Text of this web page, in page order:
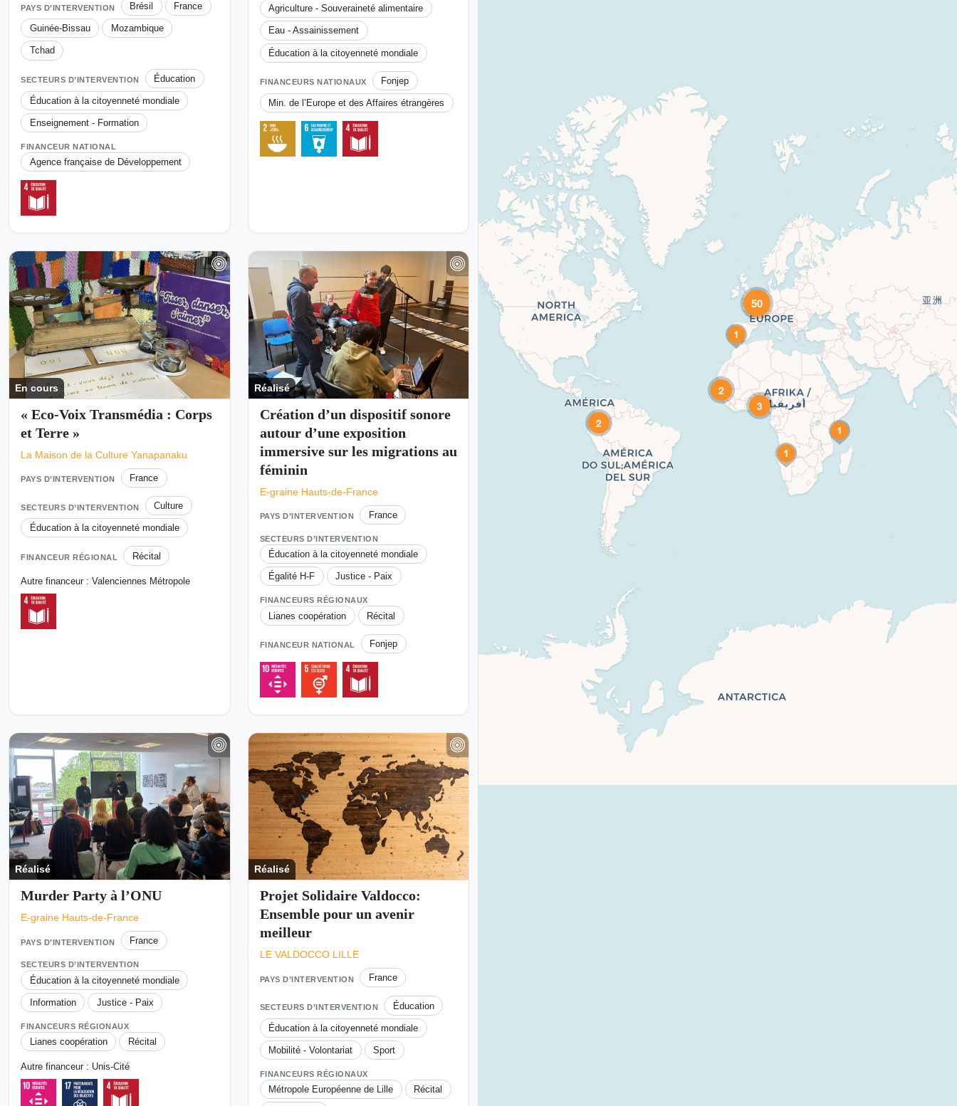
PAYS D’INTERVENTION Brésil France
Guinée-Bissau Mozambique
Tchad
SECTEURS D’INTERVENTION Éducation
Éducation à la citoyenneté mondiale
Enseignement - Formation
FINANCEUR NATIONAL
Agence française de Développement
Agriculture - Souveraineté alimentaire
Eau - Assainissement
Éducation à la citoyenneté mondiale
FINANCEURS NATIONAUX Fonjep
Min. de l’Europe et des Affaires étrangères
En cours
« Eco-Voix Transmédia : Corps
et Terre »
La Maison de la Culture Yanapanaku
PAYS D’INTERVENTION France
SECTEURS D’INTERVENTION Culture
Éducation à la citoyenneté mondiale
FINANCEUR RÉGIONAL Récital
Autre financeur : Valenciennes Métropole
Réalisé
Création d’un dispositif sonore
autour d’une exposition
immersive sur les migrations au
féminin
E-graine Hauts-de-France
PAYS D’INTERVENTION France
SECTEURS D’INTERVENTION
Éducation à la citoyenneté mondiale
Égalité H-F Justice - Paix
FINANCEURS RÉGIONAUX
Lianes coopération Récital
FINANCEUR NATIONAL Fonjep
Réalisé
Murder Party à l’ONU
E-graine Hauts-de-France
PAYS D’INTERVENTION France
SECTEURS D’INTERVENTION
Éducation à la citoyenneté mondiale
Information Justice - Paix
FINANCEURS RÉGIONAUX
Lianes coopération Récital
Autre financeur : Unis-Cité
Réalisé
Projet Solidaire Valdocco:
Ensemble pour un avenir
meilleur
LE VALDOCCO LILLE
PAYS D’INTERVENTION France
SECTEURS D’INTERVENTION Éducation
Éducation à la citoyenneté mondiale
Mobilité - Volontariat Sport
FINANCEURS RÉGIONAUX
Métropole Européenne de Lille Récital
2
3
2
50